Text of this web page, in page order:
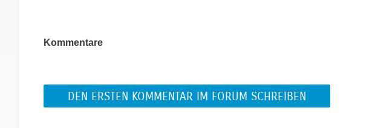
Kommentare
DEN ERSTEN KOMMENTAR IM FORUM SCHREIBEN